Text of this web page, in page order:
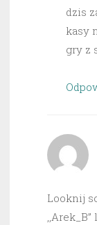
dzis
kasy
gry z
Looknij